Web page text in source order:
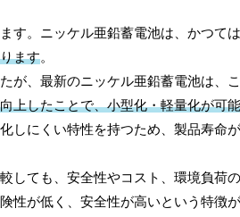
す。ニッケル亜鉛蓄電池は、かつて
ます。
が、最新のニッケル亜鉛蓄電池は、
上したことで、小型化・軽量化が可
しにくい特性を持つため、製品寿命
しても、安全性やコスト、環境負荷
が低く、安全性が高いという特徴が